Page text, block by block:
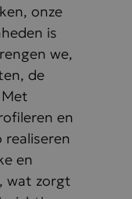
onze
is
we,
de
en
realiseren
en
wat zorgt